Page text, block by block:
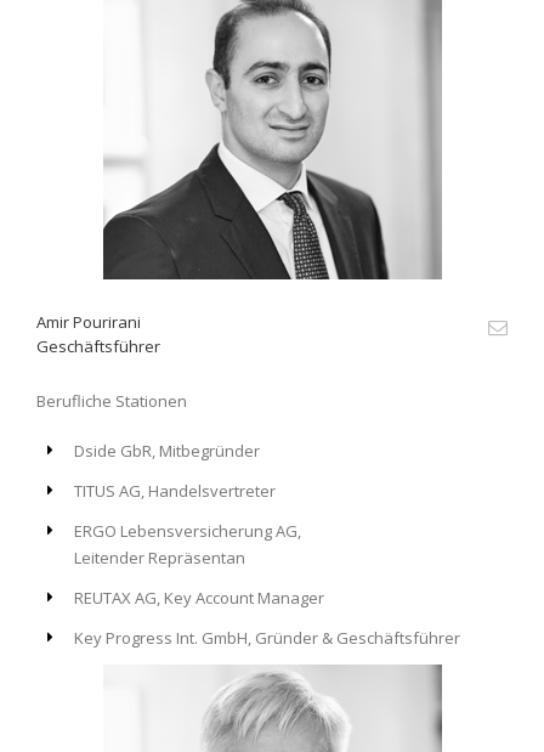
Amir Pourirani
Geschäftsführer
Berufliche Stationen
Dside GbR, Mitbegründer
TITUS AG, Handelsvertreter
ERGO Lebensversicherung AG,
Leitender Repräsentan
REUTAX AG, Key Account Manager
Key Progress Int. GmbH, Gründer & Geschäftsführer